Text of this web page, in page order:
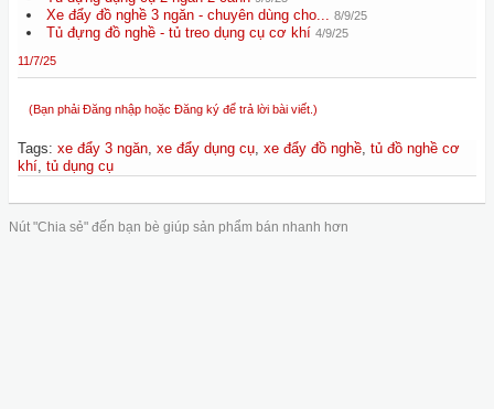
Xe đẩy đồ nghề 3 ngăn - chuyên dùng cho... 8/9/25
Tủ đựng đồ nghề - tủ treo dụng cụ cơ khí 4/9/25
11/7/25
(Bạn phải Đăng nhập hoặc Đăng ký để trả lời bài viết.)
Tags: xe đẩy 3 ngăn, xe đẩy dụng cụ, xe đẩy đồ nghề, tủ đồ nghề cơ
khí, tủ dụng cụ
Nút "Chia sẻ" đến bạn bè giúp sản phẩm bán nhanh hơn